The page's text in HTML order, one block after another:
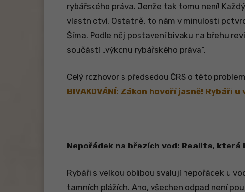
rybářského práva. Jenže tak tomu není!
vlastnictví. Ostatně, to nám v minulosti
Šíma. Podle něj postavení bivaku na břehu
součástí „výkonu rybářského práva“.
Celý rozhovor s předsedou ČRS o této
BIVAKOVÁNÍ: Zákon hovoří jasně! Rybáři
Nepořádek na březích vod: Realita, která
Rybáři s velkou oblibou svalují nepořádek u
tamních plážích. Ano, všechen odpad není